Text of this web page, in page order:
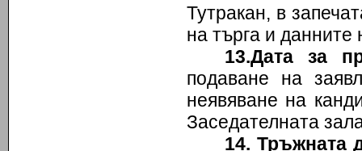
Тутракан, в
на търга и данните
13.Дата за
подаване на
неявяване на
Заседателната
14. Тръжната